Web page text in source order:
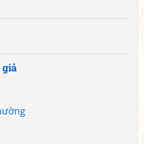
giả